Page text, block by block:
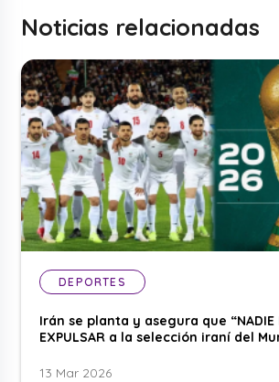
Noticias relacionadas
DEPORTES
Irán se planta y asegura que “NADIE
EXPULSAR a la selección iraní del
13 Mar 2026